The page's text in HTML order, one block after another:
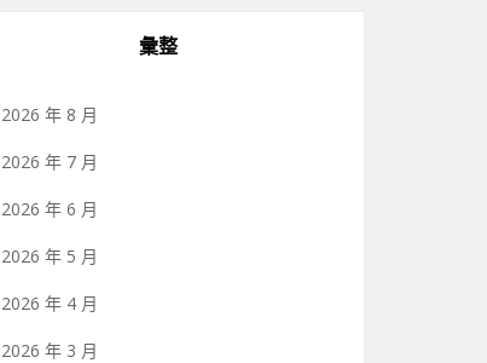
彙整
2026 年 8 月
2026 年 7 月
2026 年 6 月
2026 年 5 月
2026 年 4 月
2026 年 3 月